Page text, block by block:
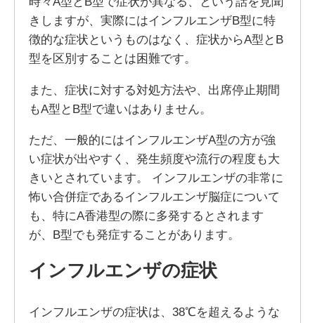
きしますが、実際にはインフルエンザB型に特
徴的な症状というものはなく、症状からA型とB
型を区別することは困難です。
また、症状に対する対処方法や、出席停止期間
もA型とB型で違いはありません。
ただ、一般的にはインフルエンザA型の方が強
い症状が出やすく、発生頻度や流行の程度も大
きいとされています。 インフルエンザの非常に
怖い合併症であるインフルエンザ脳症について
も、特にA香港型の際に多発するとされます
が、B型でも発症することがあります。
インフルエンザの症状
インフルエンザの症状は、38℃を超えるような